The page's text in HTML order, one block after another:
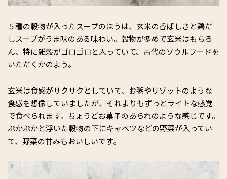
５種の穀物が入ったスープのほうは、玄米の香ばしさと鶏だ
しスープがうま味のある味わい。穀物が多めで玄米はもちろ
ん、特に雑穀がゴロゴロと入っていて、古代のソウルフードを
いただくかのよう。
玄米は食感がサクサクとしていて、お粥やリゾットのような
食感を想像していましたが、それよりもずっとライトな感覚
で食べられます。ちょうどお菓子のあられのような感じです。
ぷかぷかと浮いた穀物の下にキャベツなどの野菜が入ってい
て、野菜の甘みもおいしいです。